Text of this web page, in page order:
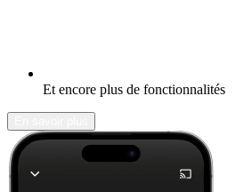
Et encore plus de fonctionnalités